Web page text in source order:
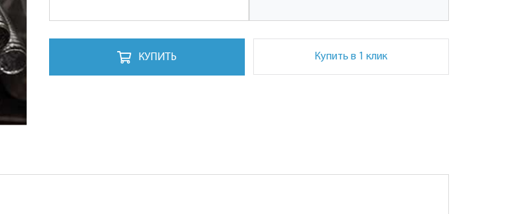
КУПИТЬ Купить в 1 клик